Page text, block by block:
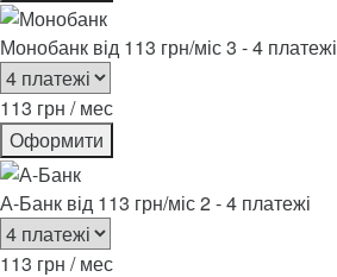
Монобанк від 113 грн/міс3 - 4 платежі
113 грн / мес
Оформити
А-Банк від 113 грн/міс2 - 4 платежі
113 грн / мес